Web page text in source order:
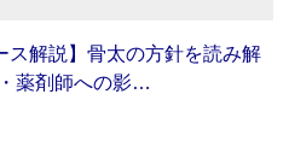
ス解説】骨太の方針を読み解
薬剤師への影…